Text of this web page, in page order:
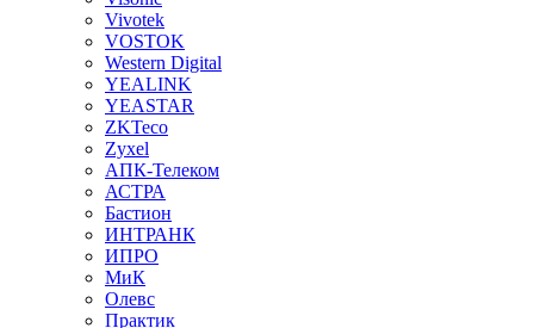
Vivotek
VOSTOK
Western Digital
YEALINK
YEASTAR
ZKTeco
Zyxel
АПК-Телеком
АСТРА
Бастион
ИНТРАНК
ИПРО
МиК
Олевс
Практик